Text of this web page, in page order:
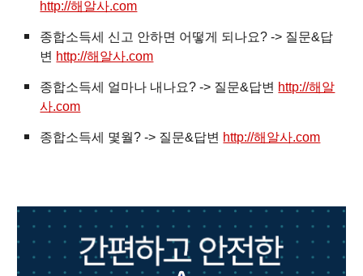
http://해알사.com
종합소득세 신고 안하면 어떻게 되나요? -> 질문&답
변 http://해알사.com
종합소득세 얼마나 내나요? -> 질문&답변 http://해알
사.com
종합소득세 몇월? -> 질문&답변 http://해알사.com